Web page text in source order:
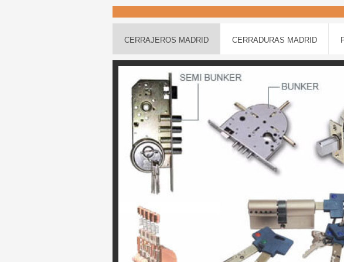
CERRAJEROS MADRID CERRADURAS MADRID